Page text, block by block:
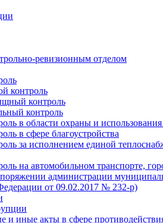
ревизионным отделом
контроль
контроль
контроль
в области охраны и
в сфере благоустройства
за исполнением единой
на автомобильном транспорте,
администрации
от 09.02.2017 № 232-р)
и иные акты в сфере